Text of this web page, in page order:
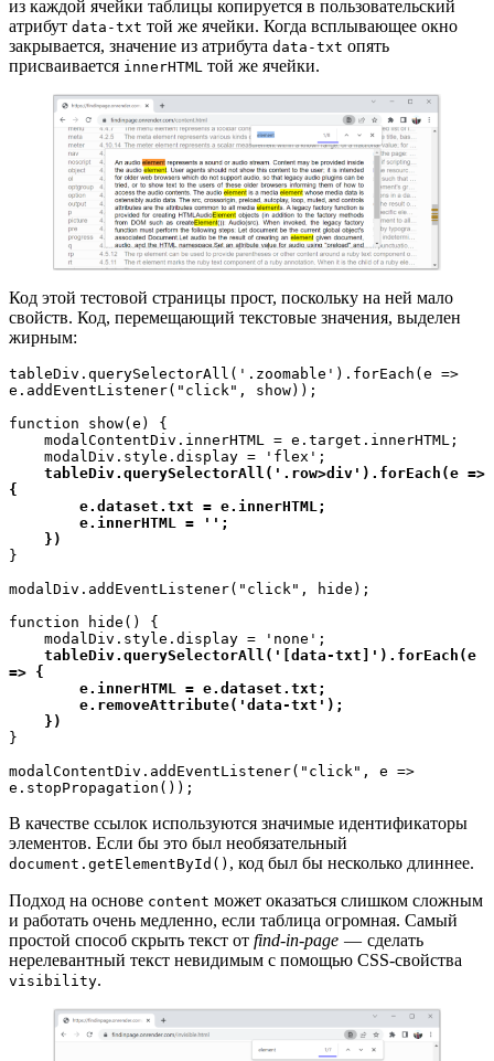
из каждой ячейки таблицы копируется в пользовательский
атрибут data-txt той же ячейки. Когда всплывающее окно
закрывается, значение из атрибута data-txt опять
присваивается innerHTML той же ячейки.
Код этой тестовой страницы прост, поскольку на ней мало
свойств. Код, перемещающий текстовые значения, выделен
жирным:
tableDiv.querySelectorAll('.zoomable').forEach(e =>
e.addEventListener("click", show));
function show(e) {
tableDiv.querySelectorAll('.row>div').forEach(e =>
{
    })
}
modalDiv.addEventListener("click", hide);
function hide() {
tableDiv.querySelectorAll('[data-txt]').forEach(e
=> {
    })
}
modalContentDiv.addEventListener("click", e =>
e.stopPropagation());
В качестве ссылок используются значимые идентификаторы
элементов. Если бы это был необязательный
document.getElementById() , код был бы несколько длиннее.
Подход на основе content может оказаться слишком сложным
и работать очень медленно, если таблица огромная. Самый
простой способ скрыть текст от find-in-page — сделать
нерелевантный текст невидимым с помощью CSS-свойства
visibility.